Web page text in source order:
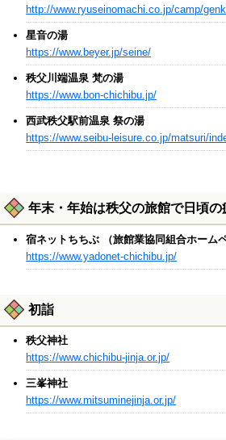
http://www.ryuseinomachi.co.jp/camp/
星音の湯
https://www.beyer.jp/seine/
秩父川端温泉 梵の湯
https://www.bon-chichibu.jp/
西武秩父駅前温泉 祭の湯
https://www.seibu-leisure.co.jp/matsuri/
年末・年始は秩父の旅館で日頃の
宿ネットちちぶ （旅館業協同組合ホームペ
https://www.yadonet-chichibu.jp/
初詣
秩父神社
https://www.chichibu-jinja.or.jp/
三峯神社
https://www.mitsuminejinja.or.jp/